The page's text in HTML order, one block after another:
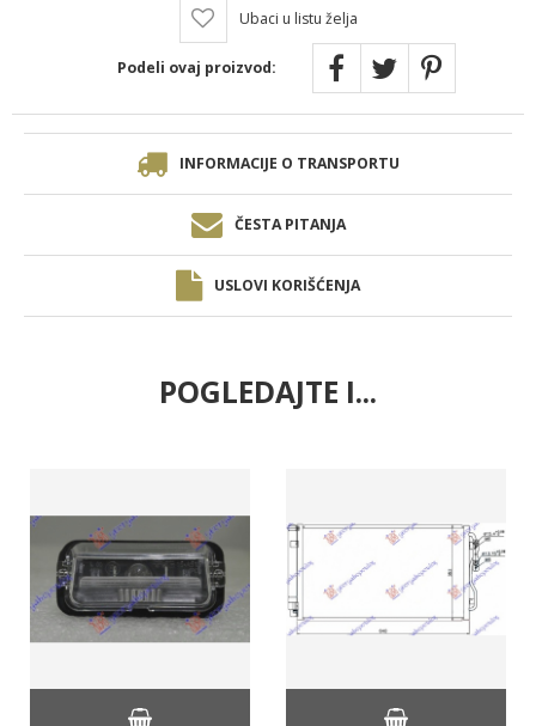
Ubaci u listu želja
Podeli ovaj proizvod:
INFORMACIJE O TRANSPORTU
ČESTA PITANJA
USLOVI KORIŠĆENJA
POGLEDAJTE I...